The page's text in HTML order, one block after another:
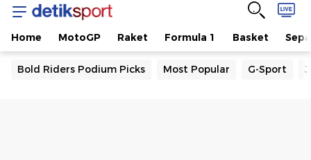
Home MotoGP Raket Formula 1 Basket
Bold Riders Podium Picks Most Popular G-Sport